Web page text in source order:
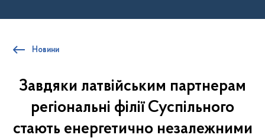
Новини
Завдяки латвійським партнерам
регіональні філії Суспільного
стають енергетично незалежними